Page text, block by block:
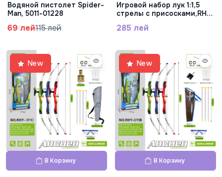
Водяной пистолет Spider-
Man, 5011-01228
69 лей115 лей
Игровой набор лук 1:1,5
стрелы с присосками,RHY-
285 лей
New
В Корзину
New
В Корзину